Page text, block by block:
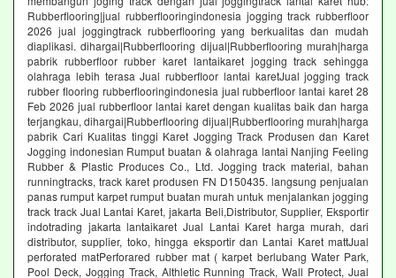
Rubberflooring|jual rubberflooringindonesia jogging track rubberfloor
2026 jual joggingtrack rubberflooring yang berkualitas dan mudah
diaplikasi. dihargai|Rubberflooring dijual|Rubberflooring murah|harga
pabrik rubberfloor rubber karet lantaikaret jogging track sehingga
olahraga lebih terasa Jual rubberfloor lantai karetJual jogging track
rubber flooring rubberflooringindonesia jual rubberfloor lantai karet 28
Feb 2026 jual rubberfloor lantai karet dengan kualitas baik dan harga
terjangkau, dihargai|Rubberflooring dijual|Rubberflooring murah|harga
pabrik Cari Kualitas tinggi Karet Jogging Track Produsen dan Karet
Jogging indonesian Rumput buatan & olahraga lantai Nanjing Feeling
Rubber & Plastic Produces Co., Ltd. Jogging track material, bahan
runningtracks, track karet produsen FN D150435. langsung penjualan
panas rumput karpet rumput buatan murah untuk menjalankan jogging
track track Jual Lantai Karet, jakarta Beli,Distributor, Supplier, Eksportir
indotrading jakarta lantaikaret Jual Lantai Karet harga murah, dari
distributor, supplier, toko, hingga eksportir dan Lantai Karet mattJual
perforated matPerforared rubber mat ( karpet berlubang Water Park,
Pool Deck, Jogging Track, Althletic Running Track, Wall Protect, Jual